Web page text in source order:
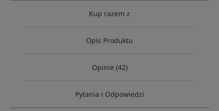
Kup razem z
Opis Produktu
Opinie (42)
Pytania i Odpowiedzi